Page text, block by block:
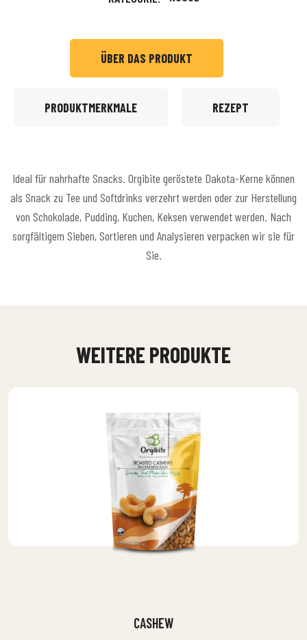
ÜBER DAS PRODUKT
PRODUKTMERKMALE REZEPT
Ideal für nahrhafte Snacks. Orgibite geröstete Dakota-Kerne können
als Snack zu Tee und Softdrinks verzehrt werden oder zur Herstellung
von Schokolade, Pudding, Kuchen, Keksen verwendet werden. Nach
sorgfältigem Sieben, Sortieren und Analysieren verpacken wir sie für
Sie.
WEITERE PRODUKTE
CASHEW